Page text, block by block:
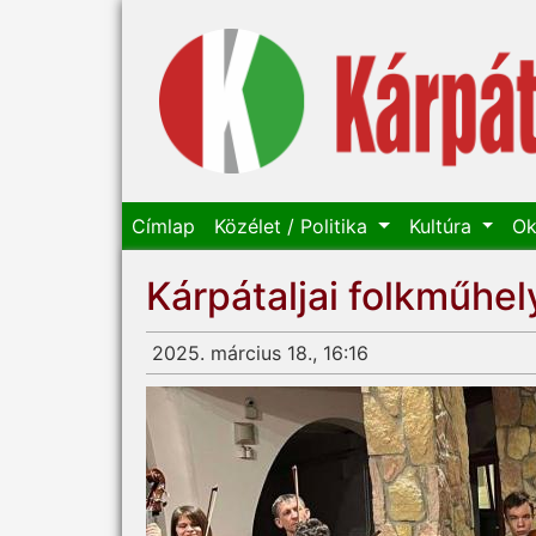
Címlap Közélet / Politika Kultúra
Kárpátaljai
2025. március 18., 16:16